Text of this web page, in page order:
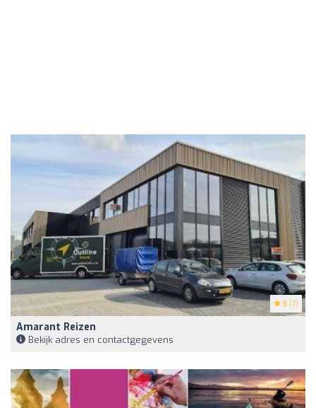
5 (7)
Amarant Reizen
Bekijk adres en contactgegevens